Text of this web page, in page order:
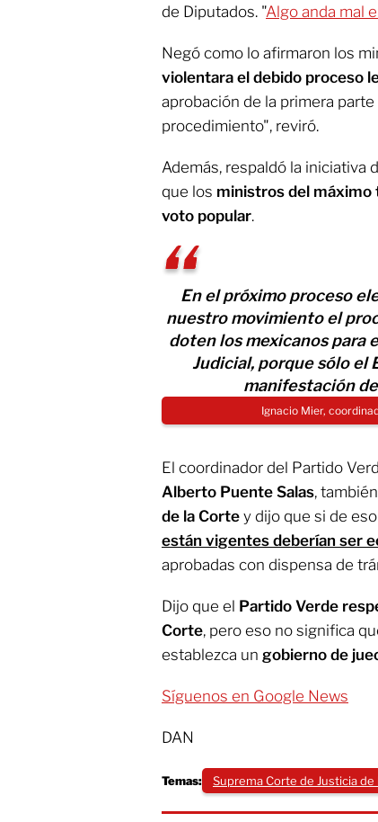
de Diputados. "Algo anda mal
Negó como lo afirmaron los
violentara el debido proceso
aprobación de la primera
procedimiento", reviró.
Además, respaldó la iniciativa
que los ministros del máximo
voto popular.
En el próximo proceso
nuestro movimiento el
doten los mexicanos para
Judicial, porque sólo el
manifestación
Ignacio Mier,
El coordinador del Partido
Alberto Puente Salas,
de la Corte y dijo que si de
están vigentes deberían ser
aprobadas con dispensa de
Dijo que el Partido Verde
Corte, pero eso no significa
establezca un gobierno de
Síguenos en Google News
DAN
Temas: Suprema Corte de Justicia de